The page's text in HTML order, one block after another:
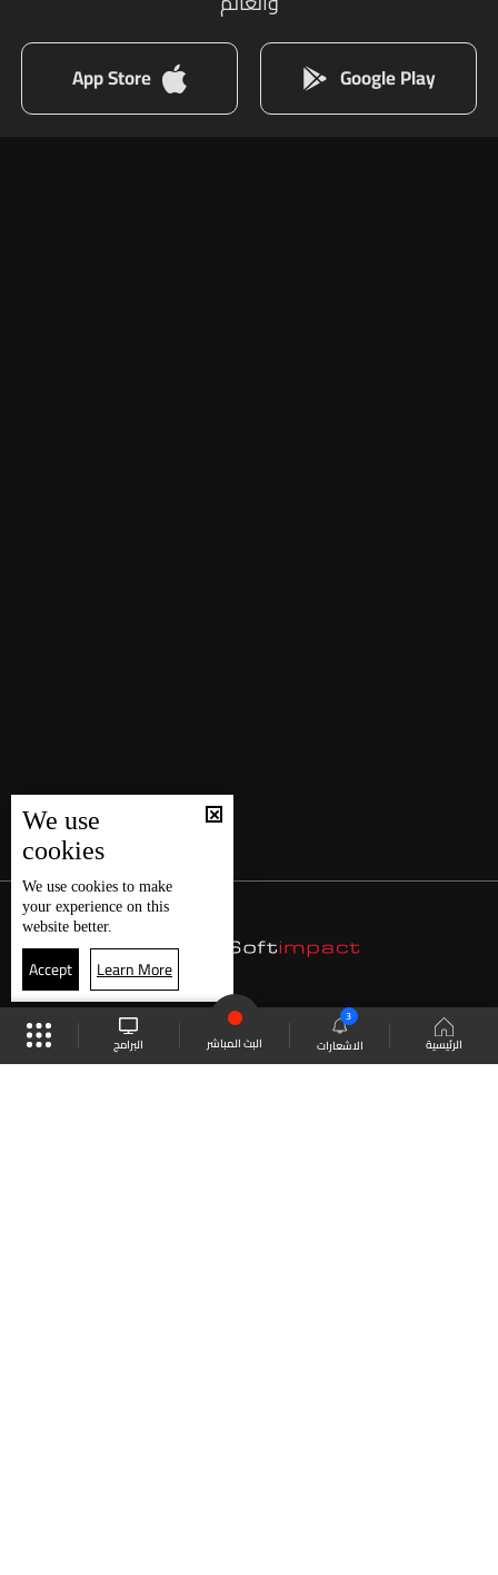
الرئيسية الاشعارات
3
البث المباشر البرامج
Google Play
App Store
We use
cookies
We use cookies to make
your experience on this
website better.
Accept Learn More
موقع البرامج الجدول البث المباشر